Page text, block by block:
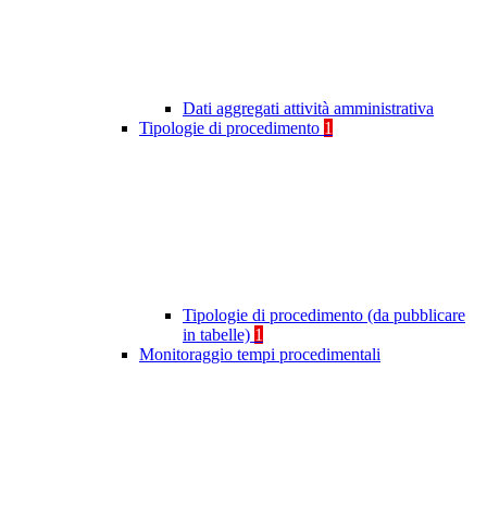
Dati aggregati attività amministrativa
Tipologie di procedimento 1
Tipologie di procedimento (da pubblicare
in tabelle) 1
Monitoraggio tempi procedimentali